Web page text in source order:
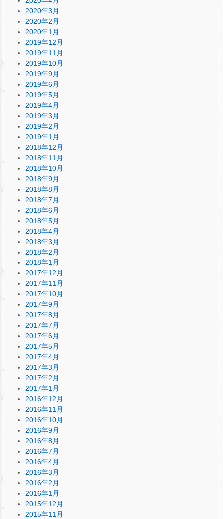
2020年3月
2020年2月
2020年1月
2019年12月
2019年11月
2019年10月
2019年9月
2019年6月
2019年5月
2019年4月
2019年3月
2019年2月
2019年1月
2018年12月
2018年11月
2018年10月
2018年9月
2018年8月
2018年7月
2018年6月
2018年5月
2018年4月
2018年3月
2018年2月
2018年1月
2017年12月
2017年11月
2017年10月
2017年9月
2017年8月
2017年7月
2017年6月
2017年5月
2017年4月
2017年3月
2017年2月
2017年1月
2016年12月
2016年11月
2016年10月
2016年9月
2016年8月
2016年7月
2016年4月
2016年3月
2016年2月
2016年1月
2015年12月
2015年11月